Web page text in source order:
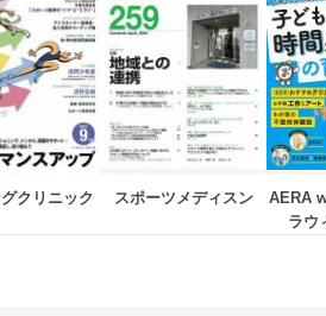
テムの継続的改善
ントレビューの機会を通じて、個人情
情報保護マネジメントシステムに関する
ただきます。
クリニック スポーツメディスン
AERA
ラウ